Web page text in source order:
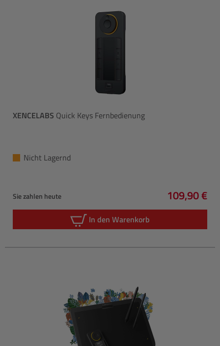
XENCELABS Quick Keys Fernbedienung
Nicht Lagernd
Sie zahlen heute
Regulärer
109,90 €
In den Warenkorb